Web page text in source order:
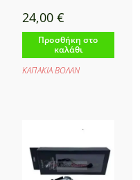
24,00 €
Προσθήκη στο
καλάθι
ΚΑΠΑΚΙΑ ΒΟΛΑΝ